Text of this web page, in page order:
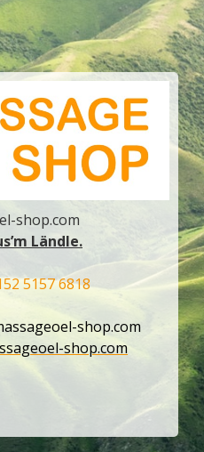
shop.com
Ländle.
5157 6818
shop.com
shop.com